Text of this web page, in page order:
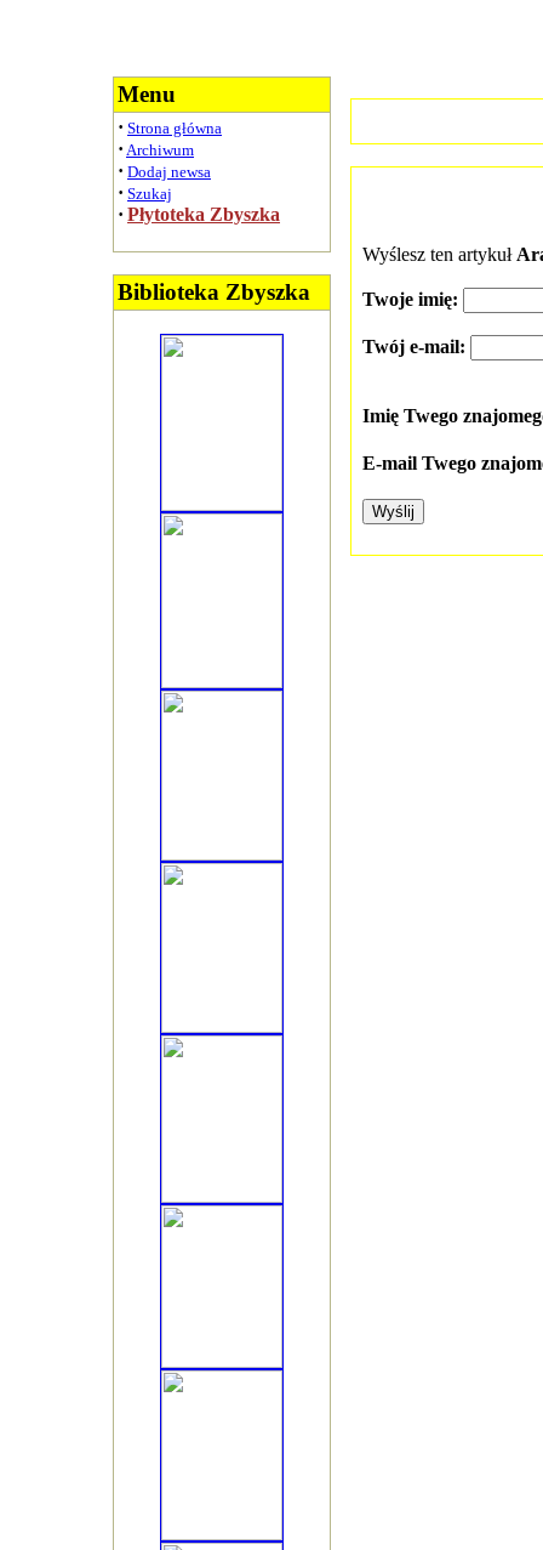
Menu
· Strona główna
· Archiwum
· Dodaj newsa
· Szukaj
· Płytoteka Zbyszka
Biblioteka Zbyszka
Wyślesz ten artykuł
Twoje imię:
Twój e-mail:
Imię Twego
E-mail Twego